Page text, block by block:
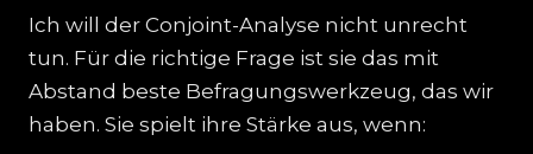
Ich will der Conjoint-Analyse nicht unrecht
tun. Für die richtige Frage ist sie das mit
Abstand beste Befragungswerkzeug, das wir
haben. Sie spielt ihre Stärke aus, wenn: